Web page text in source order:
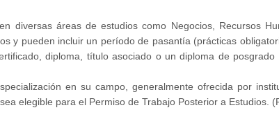
diversas áreas de estudios como Negocios, Recursos
y pueden incluir un período de pasantía (prácticas
diploma, título asociado o un diploma de posgrado
en su campo, generalmente ofrecida por
elegible para el Permiso de Trabajo Posterior a Estudios.